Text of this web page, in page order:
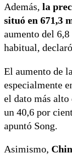
Además, la
situó en 671,3
aumento del
habitual,
El aumento de
especialmente
el dato más alto
un 40,6 por
apuntó Song.
Asimismo,